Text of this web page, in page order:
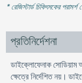
* রেজিস্টার্ড চিকিৎসকের
প্রতিনির্দেশনা
ডাইক্লোফেনাক সোডিয়াম
ক্ষেত্রে নির্দেশিত নয়।